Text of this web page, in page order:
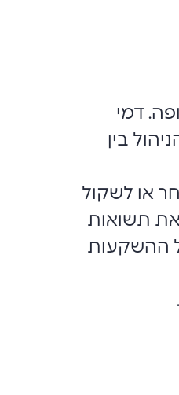
דמי
בין
או לשקול
תשואות
ההשקעות